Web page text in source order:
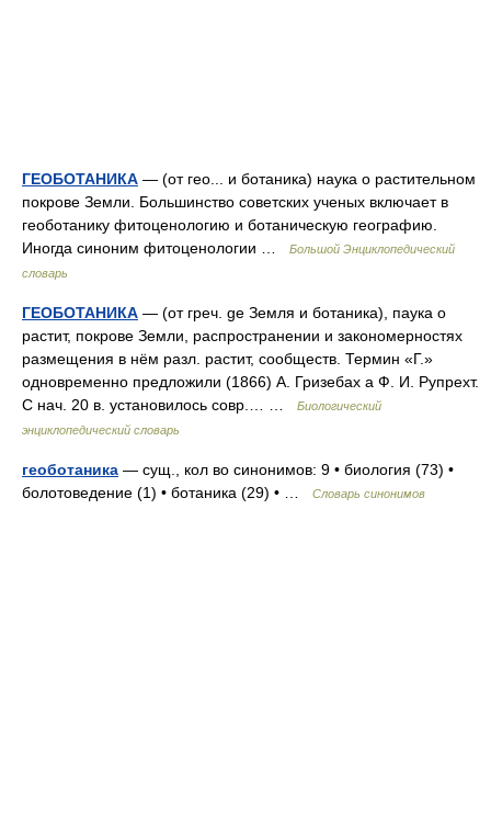
ГЕОБОТАНИКА — (от гео... и ботаника) наука о растительном
покрове Земли. Большинство советских ученых включает в
геоботанику фитоценологию и ботаническую географию.
Иногда синоним фитоценологии …
Большой Энциклопедический
словарь
ГЕОБОТАНИКА — (от греч. ge Земля и ботаника), паука о
растит, покрове Земли, распространении и закономерностях
размещения в нём разл. растит, сообществ. Термин «Г.»
одновременно предложили (1866) А. Гризебах а Ф. И. Рупрехт.
С нач. 20 в. установилось совр.… …
Биологический
энциклопедический словарь
геоботаника — сущ., кол во синонимов: 9 • биология (73) •
болотоведение (1) • ботаника (29) • …
Словарь синонимов